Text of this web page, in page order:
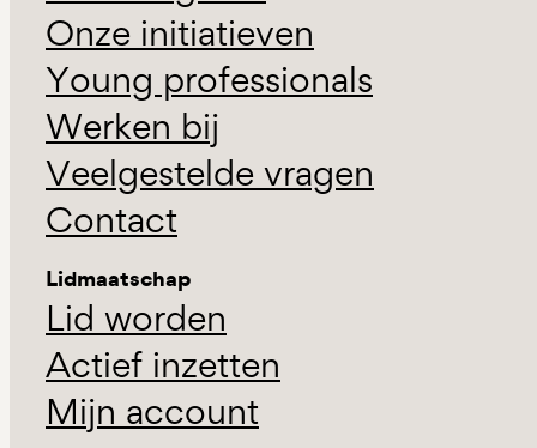
Onze initiatieven
Young professionals
Werken bij
Veelgestelde vragen
Contact
Lidmaatschap
Lid worden
Actief inzetten
Mijn account